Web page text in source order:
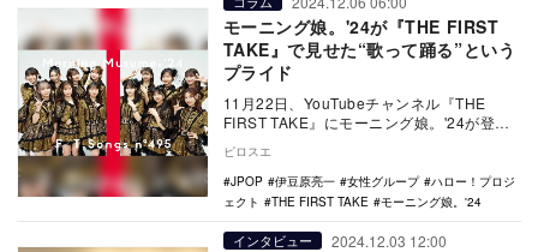
モーニング娘。'24が『THE FIRST
TAKE』で見せた“歌って踊る”という
プライド
11月22日、YouTubeチャンネル『THE
FIRST TAKE』にモーニング娘。'24が登場
ピロスエ
JPOP
伊豆原亮一 女性グループ
ハロー！プロジ
ェクト
THE FIRST TAKE モーニング娘。'24
インタビュー 2024.12.03 12:00